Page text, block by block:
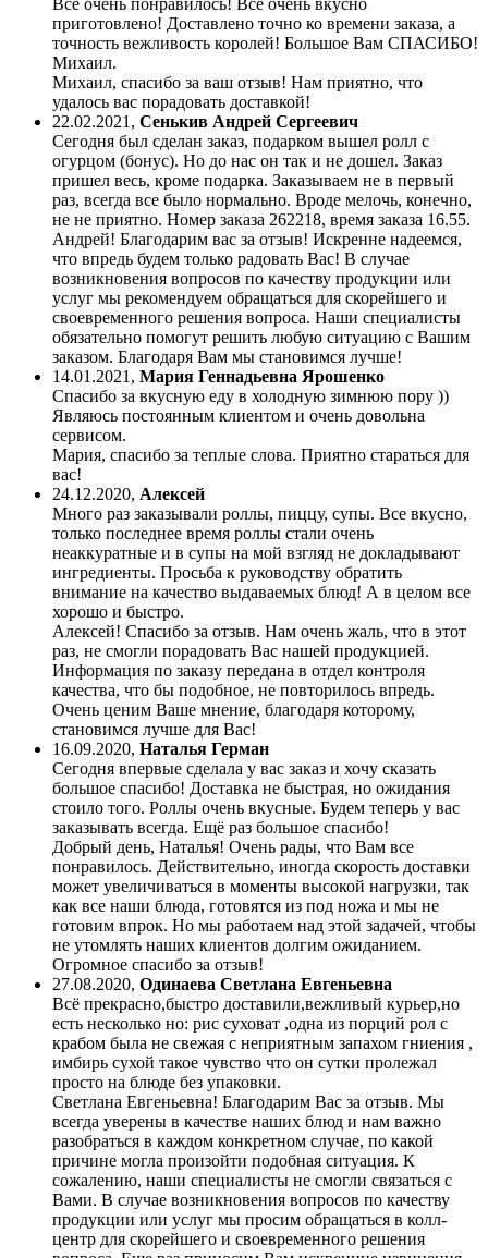
приготовлено! Доставлено точно ко времени заказа, а
точность вежливость королей! Большое Вам СПАСИБО!
Михаил.
Михаил, спасибо за ваш отзыв! Нам приятно, что
удалось вас порадовать доставкой!
22.02.2021 , Сенькив Андрей Сергеевич
Сегодня был сделан заказ, подарком вышел ролл с
огурцом (бонус). Но до нас он так и не дошел. Заказ
пришел весь, кроме подарка. Заказываем не в первый
раз, всегда все было нормально. Вроде мелочь, конечно,
не не приятно. Номер заказа 262218, время заказа 16.55.
Андрей! Благодарим вас за отзыв! Искренне надеемся,
что впредь будем только радовать Вас! В случае
возникновения вопросов по качеству продукции или
услуг мы рекомендуем обращаться для скорейшего и
своевременного решения вопроса. Наши специалисты
обязательно помогут решить любую ситуацию с Вашим
заказом. Благодаря Вам мы становимся лучше!
14.01.2021 , Мария Геннадьевна Ярошенко
Спасибо за вкусную еду в холодную зимнюю пору ))
Являюсь постоянным клиентом и очень довольна
сервисом.
Мария, спасибо за теплые слова. Приятно стараться для
вас!
24.12.2020, Алексей
Много раз заказывали роллы, пиццу, супы. Все вкусно,
только последнее время роллы стали очень
неаккуратные и в супы на мой взгляд не докладывают
ингредиенты. Просьба к руководству обратить
внимание на качество выдаваемых блюд! А в целом все
хорошо и быстро.
Алексей! Спасибо за отзыв. Нам очень жаль, что в этот
раз, не смогли порадовать Вас нашей продукцией.
Информация по заказу передана в отдел контроля
качества, что бы подобное, не повторилось впредь.
Очень ценим Ваше мнение, благодаря которому,
становимся лучше для Вас!
16.09.2020, Наталья Герман
Сегодня впервые сделала у вас заказ и хочу сказать
большое спасибо! Доставка не быстрая, но ожидания
стоило того. Роллы очень вкусные. Будем теперь у вас
заказывать всегда. Ещё раз большое спасибо!
Добрый день, Наталья! Очень рады, что Вам все
понравилось. Действительно, иногда скорость доставки
может увеличиваться в моменты высокой нагрузки, так
как все наши блюда, готовятся из под ножа и мы не
готовим впрок. Но мы работаем над этой задачей, чтобы
не утомлять наших клиентов долгим ожиданием.
Огромное спасибо за отзыв!
27.08.2020, Одинаева Светлана Евгеньевна
Всё прекрасно,быстро доставили,вежливый курьер,но
есть несколько но: рис суховат ,одна из порций рол с
крабом была не свежая с неприятным запахом гниения ,
имбирь сухой такое чувство что он сутки пролежал
просто на блюде без упаковки.
Светлана Евгеньевна! Благодарим Вас за отзыв. Мы
всегда уверены в качестве наших блюд и нам важно
разобраться в каждом конкретном случае, по какой
причине могла произойти подобная ситуация. К
сожалению, наши специалисты не смогли связаться с
Вами. В случае возникновения вопросов по качеству
продукции или услуг мы просим обращаться в колл-
центр для скорейшего и своевременного решения